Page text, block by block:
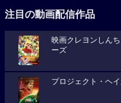
注目の動画配信作品
映画クレヨンしん
ーズ
プロジェクト・ヘ